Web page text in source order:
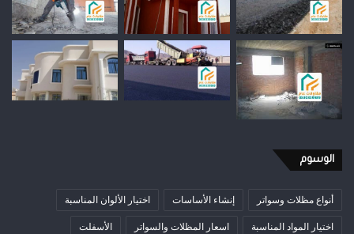
الوسوم
أنواع مظلات وسواتر إنشاء الأساسات اختيار الألوان المناسبة
اختيار المواد المناسبة اسعار المظلات والسواتر الأسفلت